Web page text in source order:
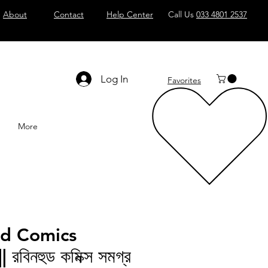
About Contact Help Center Call Us 033 4801 2537
Log In Favorites
More
Comics
কমিক্স সমগ্র